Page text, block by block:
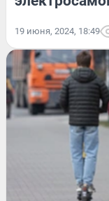
19 июня, 2024, 18:49